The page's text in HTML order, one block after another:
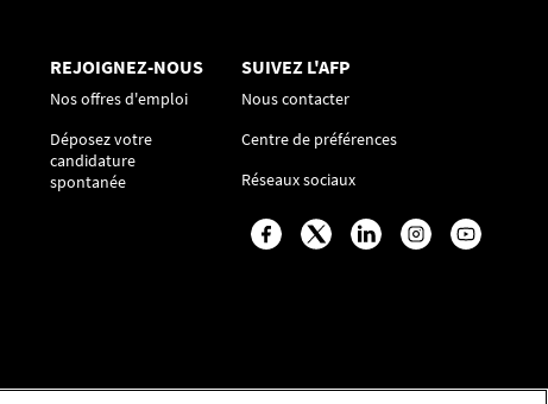
REJOIGNEZ-NOUS
Nos offres d'emploi
Déposez votre
candidature
spontanée
SUIVEZ L'AFP
Nous contacter
Centre de préférences
Réseaux sociaux